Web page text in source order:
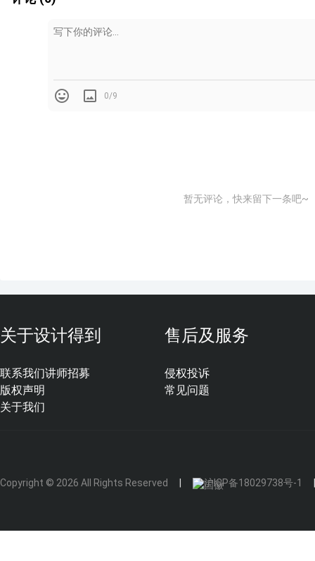
0/9
暂无评论，快来留下一条吧~
关于设计得到
联系我们
版权声明
关于我们
讲师招募
售后及服务
侵权投诉
常见问题
Copyright © 2026 All Rights Reserved 沪ICP备18029738号-1